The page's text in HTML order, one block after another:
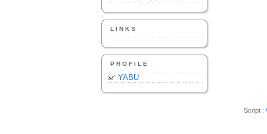
LINKS
PROFILE
YABU
Script :